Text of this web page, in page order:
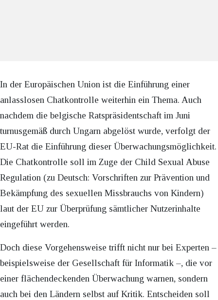
In der Europäischen Union ist die Einführung einer
anlasslosen Chatkontrolle weiterhin ein Thema. Auch
nachdem die belgische Ratspräsidentschaft im Juni
turnusgemäß durch Ungarn abgelöst wurde, verfolgt der
EU-Rat die Einführung dieser Überwachungsmöglichkeit.
Die Chatkontrolle soll im Zuge der Child Sexual Abuse
Regulation (zu Deutsch: Vorschriften zur Prävention und
Bekämpfung des sexuellen Missbrauchs von Kindern)
laut der EU zur Überprüfung sämtlicher Nutzerinhalte
eingeführt werden.
Doch diese Vorgehensweise trifft nicht nur bei Experten –
beispielsweise der Gesellschaft für Informatik –, die vor
einer flächendeckenden Überwachung warnen, sondern
auch bei den Ländern selbst auf Kritik. Entscheiden soll